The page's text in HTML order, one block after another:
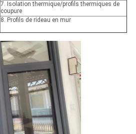
7. Isolation thermique/profils thermiques de
coupure
8. Profils de rideau en mur